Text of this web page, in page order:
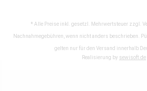
* Alle Preise inkl. gesetzl. Mehrwertsteuer zzgl.
Nachnahmegebühren, wenn nicht anders beschrieben.
gelten nur für den Versand innerhalb
Realisierung by sewisoft.de